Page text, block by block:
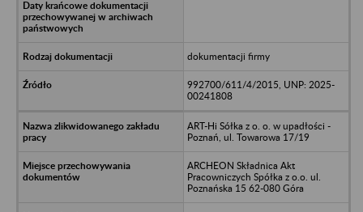
dokumentacji firmy
992700/611/4/2015, UNP: 2025-
00241808
ART-Hi Sółka z o. o. w upadłości -
Poznań, ul. Towarowa 17/19
ARCHEON Składnica Akt
Pracowniczych Spółka z o.o. ul.
Poznańska 15 62-080 Góra